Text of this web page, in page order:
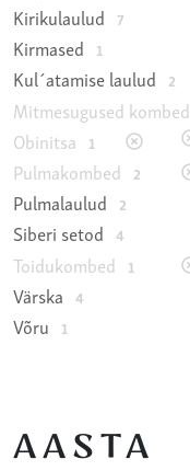
Kirikulaulud 7
Kirmased 1
Kul´atamise laulud 2
Mitmesugused kombed
Obinitsa 1
Pulmakombed 2
Pulmalaulud 2
Siberi setod 4
Toidukombed 1
Värska 4
Võru 1
AASTA